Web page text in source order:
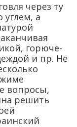
через ту
а
горюче-
и пр. Не
вопросы,
решить